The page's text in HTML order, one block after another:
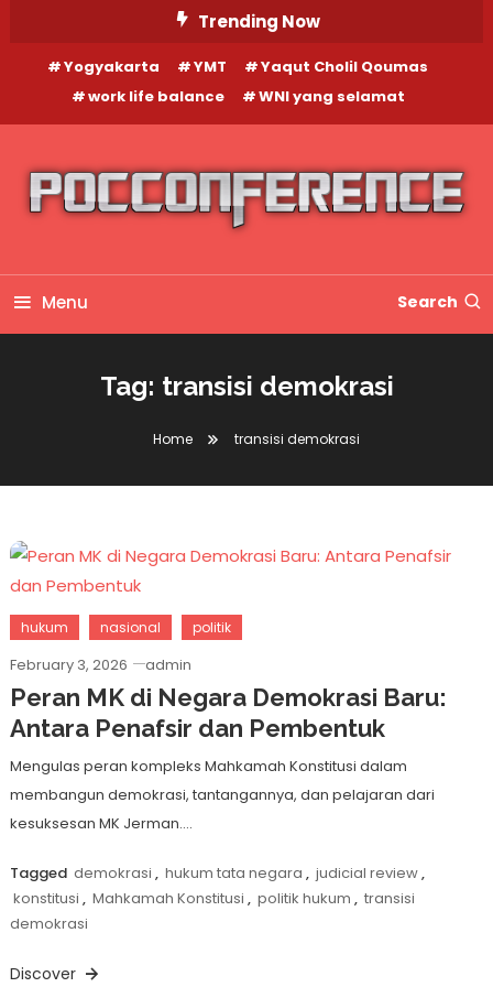
Content
Trending Now
Yogyakarta YMT
Yaqut Cholil Qoumas
work life balance
WNI yang selamat
Menu Search
Tag: transisi demokrasi
Home transisi demokrasi
hukum nasional politik
February 3, 2026 admin
Peran MK di Negara Demokrasi Baru:
Antara Penafsir dan Pembentuk
Mengulas peran kompleks Mahkamah Konstitusi dalam
membangun demokrasi, tantangannya, dan pelajaran dari
kesuksesan MK Jerman….
Tagged demokrasi , hukum tata negara , judicial review,
konstitusi , Mahkamah Konstitusi , politik hukum , transisi
demokrasi
Discover